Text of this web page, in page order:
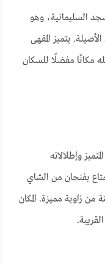
السليمانية، وهو
يتميز المقهى
مكانًا مفضلًا للسكان
وإطلالاته
بفنجان من الشاي
من زاوية مميزة. المكان